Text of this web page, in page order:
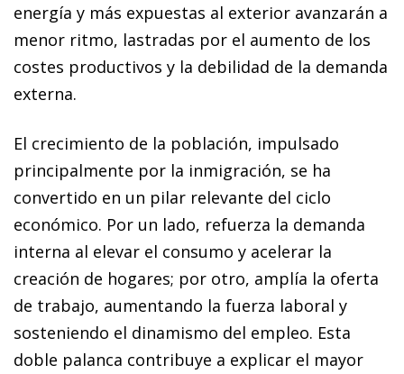
energía y más expuestas al exterior avanzarán a
menor ritmo, lastradas por el aumento de los
costes productivos y la debilidad de la demanda
externa.
El crecimiento de la población, impulsado
principalmente por la inmigración, se ha
convertido en un pilar relevante del ciclo
económico. Por un lado, refuerza la demanda
interna al elevar el consumo y acelerar la
creación de hogares; por otro, amplía la oferta
de trabajo, aumentando la fuerza laboral y
sosteniendo el dinamismo del empleo. Esta
doble palanca contribuye a explicar el mayor